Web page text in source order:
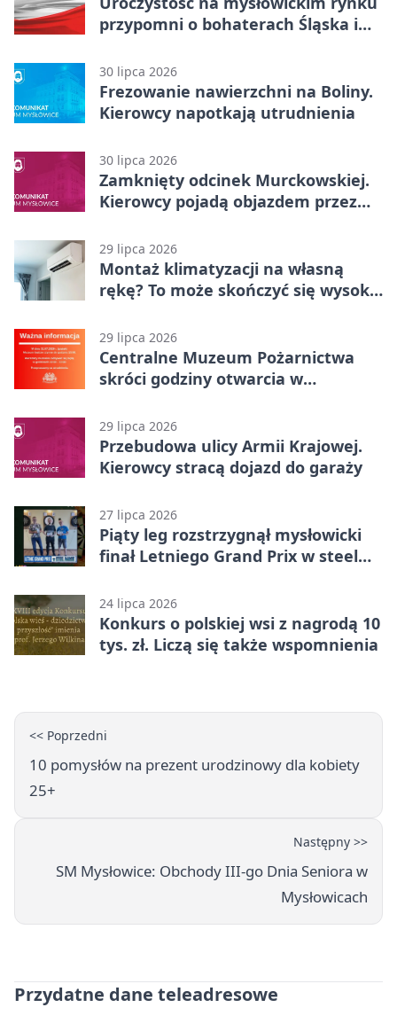
przypomni o bohaterach Śląska i
30 lipca 2026
Frezowanie nawierzchni na Boliny.
Kierowcy napotkają utrudnienia
30 lipca 2026
Zamknięty odcinek Murckowskiej.
Kierowcy pojadą objazdem przez
29 lipca 2026
Montaż klimatyzacji na własną
rękę? To może skończyć się wysoką
29 lipca 2026
Centralne Muzeum Pożarnictwa
skróci godziny otwarcia w
29 lipca 2026
Przebudowa ulicy Armii Krajowej.
Kierowcy stracą dojazd do garaży
27 lipca 2026
Piąty leg rozstrzygnął mysłowicki
finał Letniego Grand Prix w steel
24 lipca 2026
Konkurs o polskiej wsi z nagrodą 10
tys. zł. Liczą się także wspomnienia
<< Poprzedni
10 pomysłów na prezent urodzinowy dla kobiety
25+
Następny >>
SM Mysłowice: Obchody III-go Dnia Seniora w
Mysłowicach
Przydatne dane teleadresowe